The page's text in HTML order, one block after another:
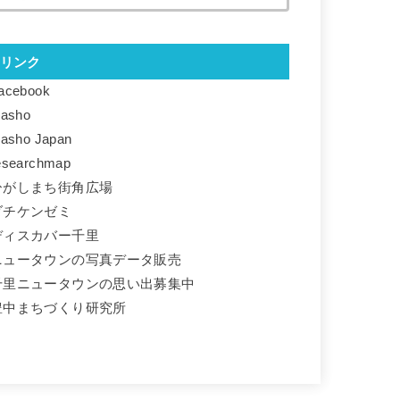
リンク
Japan
がしまち街角広場
チケンゼミ
ィスカバー千里
ュータウンの写真データ販売
里ニュータウンの思い出募集中
中まちづくり研究所